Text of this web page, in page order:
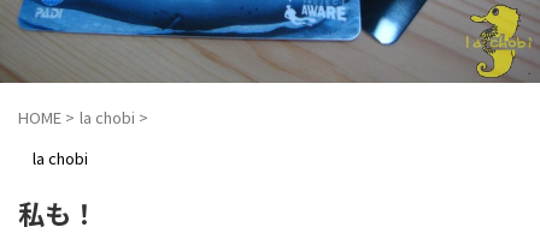
HOME > la chobi >
la chobi
私も！